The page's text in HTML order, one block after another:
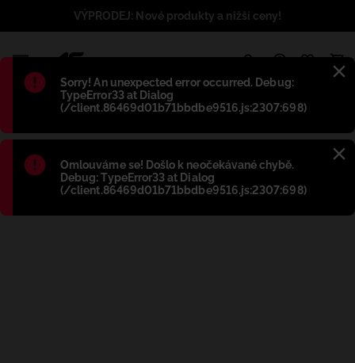
Błąd:
Sorry! An unexpected error occurred. Debug:
TypeError33 at Dialog
(/client.86469d01b71bbdbe9516.js:2307:698)
Błąd:
Omlouváme se! Došlo k neočekávané chybě.
Debug: TypeError33 at Dialog
(/client.86469d01b71bbdbe9516.js:2307:698)
VÝPRODEJ: Nové produkty a nižší ceny!